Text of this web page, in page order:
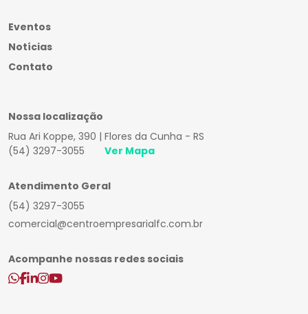
Eventos
Notícias
Contato
Nossa localização
Rua Ari Koppe, 390 | Flores da Cunha - RS
(54) 3297-3055
Ver Mapa
Atendimento Geral
(54) 3297-3055
comercial@centroempresarialfc.com.br
Acompanhe nossas redes sociais